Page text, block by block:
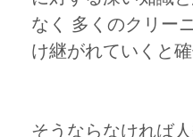
なく 多くのクリー
け継がれていくと
そうならなければ